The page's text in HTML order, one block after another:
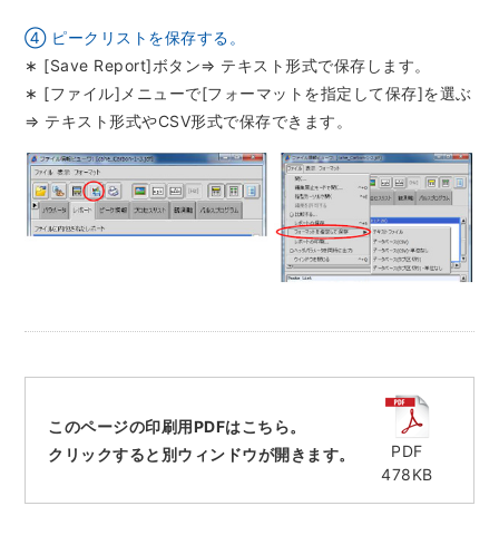
走査電子顕微鏡 (SEM)
集束イオンビーム加工観察装置 (FIB-SEM)
核磁気共鳴装置 (NMR)
MALDI-TOFMS
GC-TOFMS
MicroED 専用装置
電子ビーム金属3Dプリンター (AM)
成膜関連機器 (電子銃・プラズマ源・他)
材料生成機器 (ナノ粒子合成／ナノ粒子表面改質・電子ビー
ム溶解)
④ ピークリストを保存する。
∗ [Save Report]ボタン⇒ テキスト形式で保存します。
∗ [ファイル]メニューで[フォーマットを指定して保存]を選ぶ
⇒ テキスト形式やCSV形式で保存できます。
このページの印刷用PDFはこちら。
クリックすると別ウィンドウが開きます。
PDF
478KB